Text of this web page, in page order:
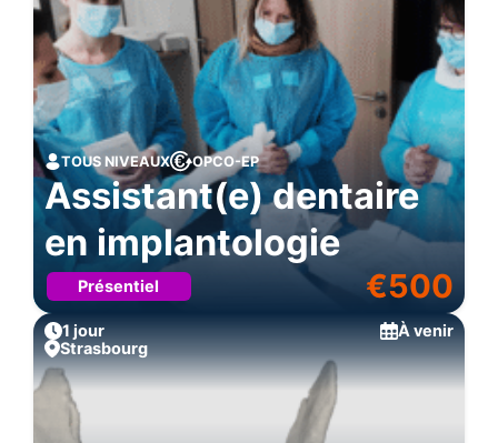
TOUS NIVEAUX OPCO-EP
Assistant(e) dentaire
en implantologie
Présentiel €500
1 jour
À venir
Strasbourg